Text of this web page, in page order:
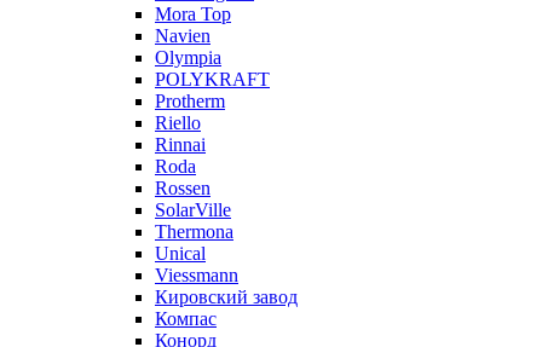
Mora Top
Navien
Olympia
POLYKRAFT
Protherm
Riello
Rinnai
Roda
Rossen
SolarVille
Thermona
Unical
Viessmann
Кировский завод
Компас
Конорд